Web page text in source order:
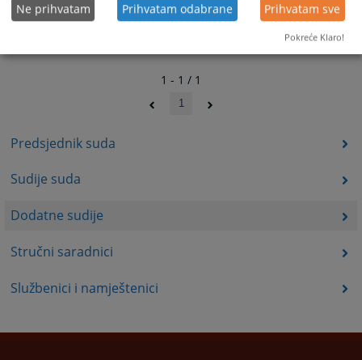
Predsjednik suda
Sudije suda
Dodatne sudije
Stručni saradnici
Službenici i namještenici
1 - 1 / 1
1
Ne prihvatam Prihvatam odabrane Prihvatam sve
Pokreće Klaro!